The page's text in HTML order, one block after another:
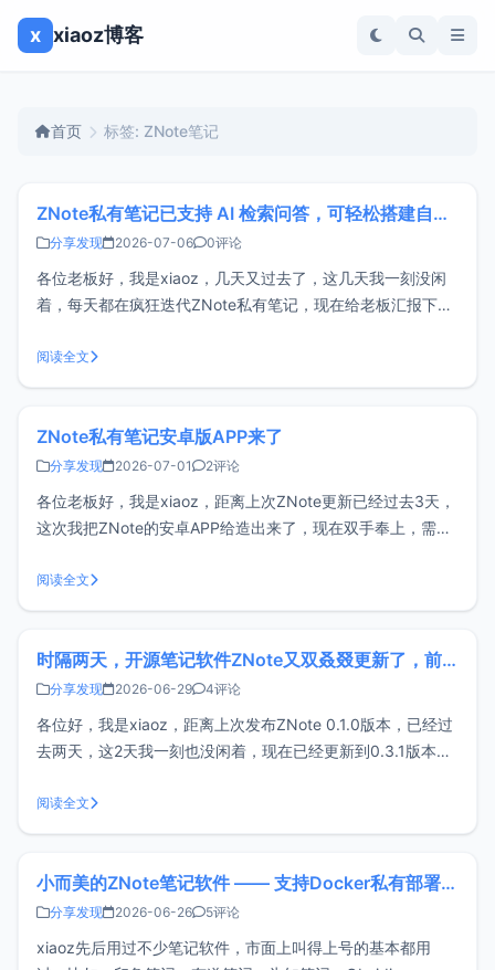
x xiaoz博客
首页 标签: ZNote笔记
ZNote私有笔记已支持 AI 检索问答，可轻松搭建自己的智能知识库
分享发现 2026-07-06 0评论
各位老板好，我是xiaoz，几天又过去了，这几天我一刻没闲
着，每天都在疯狂迭代ZNote私有笔记，现在给老板汇报下最
https://github.com/helloxz/znote什么是 AI 检索问答？简单
来说，和传统AI对话不同的是，ZNote的A
阅读全文
ZNote私有笔记安卓版APP来了
分享发现 2026-07-01 2评论
各位老板好，我是xiaoz，距离上次ZNote更新已经过去3天，
这次我把ZNote的安卓APP给造出来了，现在双手奉上，需要
使用！如果您还不了解ZNote，可以先看下往期回顾：小而美
的ZNote笔记软件 —— 支持Docker私有部署和WE
阅读全文
时隔两天，开源笔记软件ZNote又双叒叕更新了，前来汇报
分享发现 2026-06-29 4评论
各位好，我是xiaoz，距离上次发布ZNote 0.1.0版本，已经过
去两天，这2天我一刻也没闲着，现在已经更新到0.3.1版本
官网：https://znote.xphub.dev/ZNote近期更新由于近期更
新内容实在是太多了，所以无法
阅读全文
小而美的ZNote笔记软件 —— 支持Docker私有部署和WEB访问
分享发现 2026-06-26 5评论
xiaoz先后用过不少笔记软件，市面上叫得上号的基本都用